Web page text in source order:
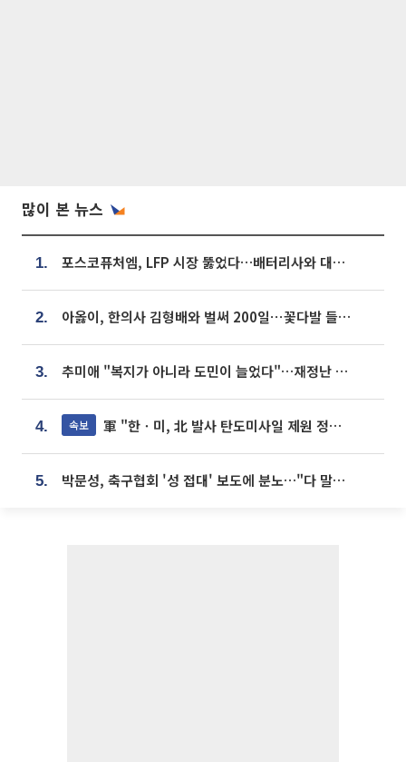
많이 본 뉴스
1. 포스코퓨처엠, LFP 시장 뚫었다…배터리사와 대규모 장기 공급 합의
2. 아옳이, 한의사 김형배와 벌써 200일⋯꽃다발 들고 "프러포즈 아냐"
3. 추미애 "복지가 아니라 도민이 늘었다"…재정난 책임론 정면돌파
4. 속보 軍 "한ㆍ미, 北 발사 탄도미사일 제원 정밀분석 중"
5. 박문성, 축구협회 '성 접대' 보도에 분노…"다 말아먹으려고 작정했나"